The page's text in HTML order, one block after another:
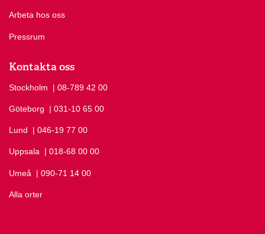
Arbeta hos oss
Pressrum
Kontakta oss
Stockholm Ring Stockholm på
| 08-789 42 00
Göteborg Ring Göteborg på
| 031-10 65 00
Lund Ring Lund på
| 046-19 77 00
Uppsala Ring Uppsala på
| 018-68 00 00
Umeå Ring Umeå på
| 090-71 14 00
Alla orter